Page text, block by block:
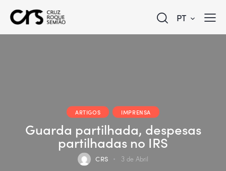
PT
ARTIGOS IMPRENSA
Guarda partilhada, despesas
partilhadas no IRS
CRS 3 de Abril